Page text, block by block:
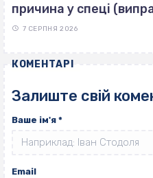
причина у спеці
7 СЕРПНЯ 2026
КОМЕНТАРІ
Залиште свій
Ваше ім'я *
Email